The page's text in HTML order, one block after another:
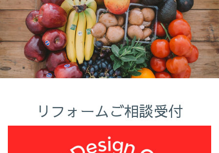
リフォームご相談受付